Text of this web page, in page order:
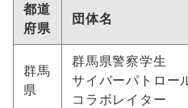
都道
府県
団体名
群馬
県
群馬県警察学生
サイバーパトロー
コラボレイター